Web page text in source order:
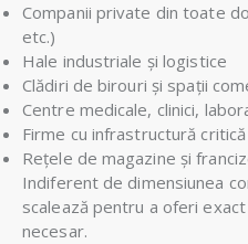
Companii private din toate
etc.)
Hale industriale și logistice
Clădiri de birouri și spații
Centre medicale, clinici,
Firme cu infrastructură
Rețele de magazine și
Indiferent de dimensiunea
scalează pentru a oferi
necesar.